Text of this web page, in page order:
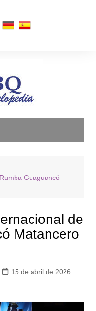
Guaguancó
de
Matancero
15 de abril de 2026